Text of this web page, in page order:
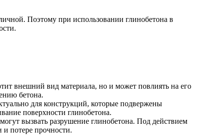
Поэтому при использовании глинобетона в
внешний вид материала, но и может повлиять на его
бетона.
для конструкций, которые подвержены
поверхности глинобетона.
вызвать разрушение глинобетона. Под действием
потере прочности.